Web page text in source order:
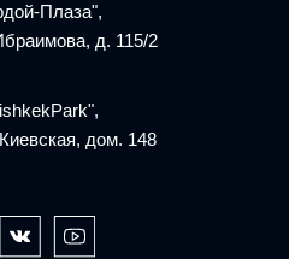
Плаза",
д. 115/2
дом. 148